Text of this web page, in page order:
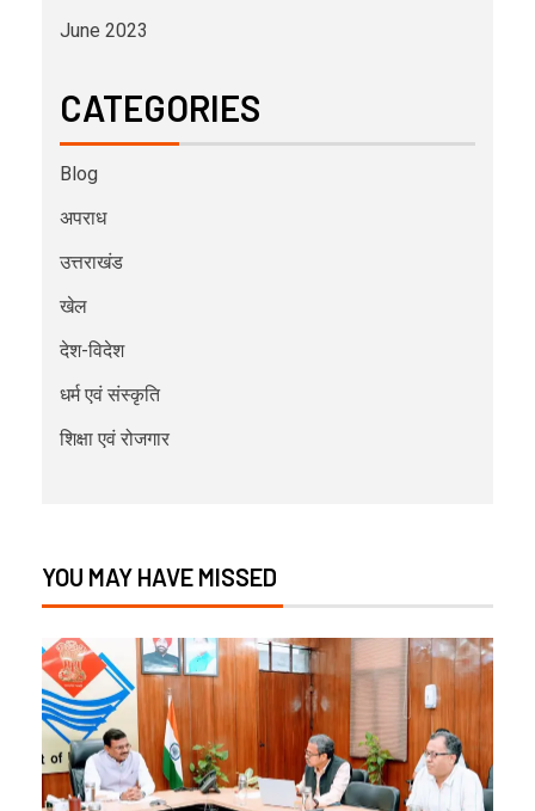
June 2023
CATEGORIES
Blog
अपराध
उत्तराखंड
खेल
देश-विदेश
धर्म एवं संस्कृति
शिक्षा एवं रोजगार
YOU MAY HAVE MISSED